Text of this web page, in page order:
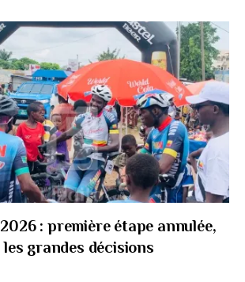
: première étape annulée,
grandes décisions